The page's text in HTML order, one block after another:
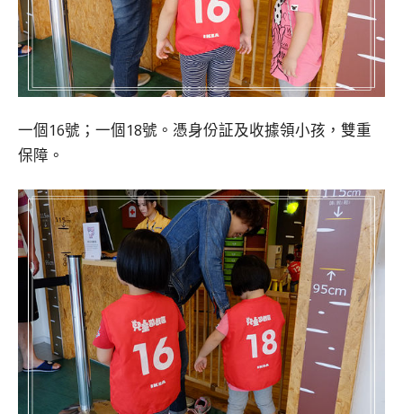
一個16號；一個18號。憑身份証及收據領小孩，雙重
保障。